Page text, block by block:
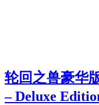
轮回之兽豪华
– Deluxe